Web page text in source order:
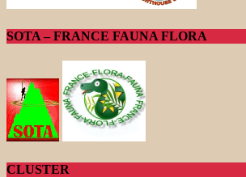
SOTA – FRANCE FAUNA FLORA
CLUSTER